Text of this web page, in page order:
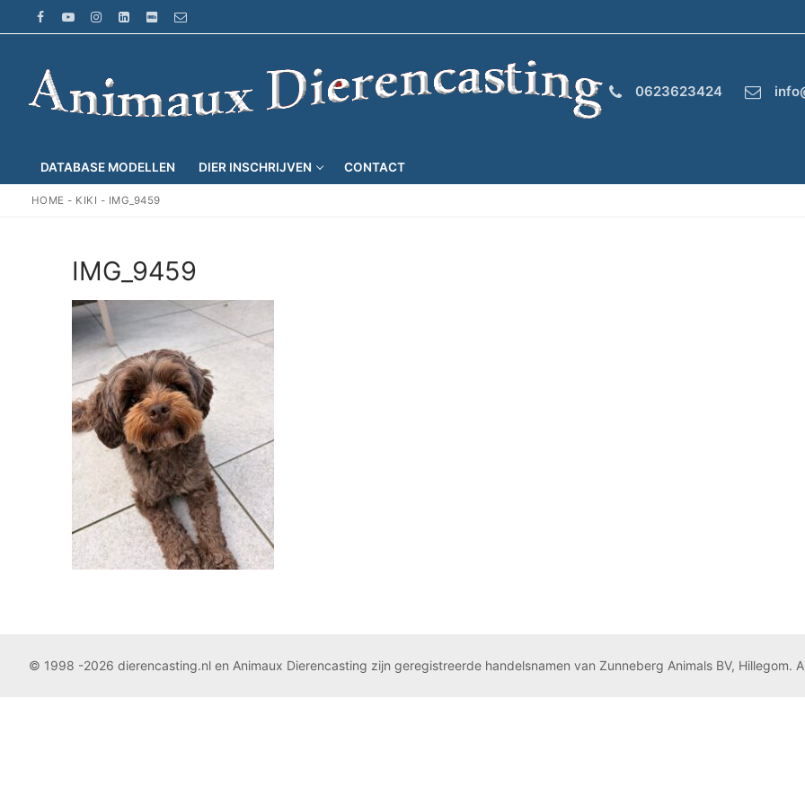
naar
inhoud
0623623424
DATABASE MODELLEN DIER INSCHRIJVEN CONTACT
HOME - KIKI - IMG_9459
IMG_9459
© 1998 -2026 dierencasting.nl en Animaux Dierencasting zijn geregistreerde handelsnamen van Zunneberg Animals BV, Hillegom.